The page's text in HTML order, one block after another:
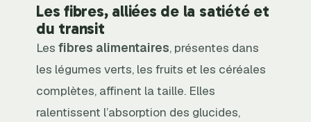
Les fibres, alliées de la satiété et
du transit
Les fibres alimentaires, présentes dans
les légumes verts, les fruits et les céréales
complètes, affinent la taille. Elles
ralentissent l’absorption des glucides,